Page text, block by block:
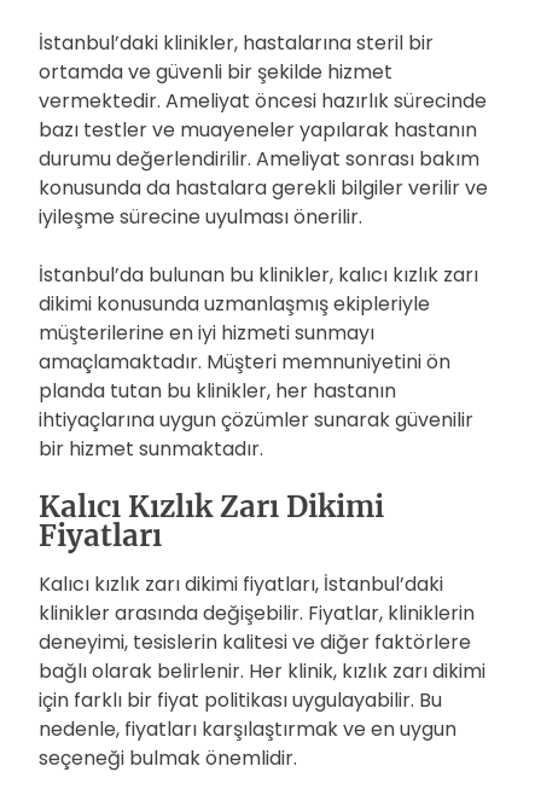
İstanbul’daki klinikler, hastalarına steril bir
ortamda ve güvenli bir şekilde hizmet
vermektedir. Ameliyat öncesi hazırlık sürecinde
bazı testler ve muayeneler yapılarak hastanın
durumu değerlendirilir. Ameliyat sonrası bakım
konusunda da hastalara gerekli bilgiler verilir ve
iyileşme sürecine uyulması önerilir.
İstanbul’da bulunan bu klinikler, kalıcı kızlık zarı
dikimi konusunda uzmanlaşmış ekipleriyle
müşterilerine en iyi hizmeti sunmayı
amaçlamaktadır. Müşteri memnuniyetini ön
planda tutan bu klinikler, her hastanın
ihtiyaçlarına uygun çözümler sunarak güvenilir
bir hizmet sunmaktadır.
Kalıcı Kızlık Zarı Dikimi
Fiyatları
Kalıcı kızlık zarı dikimi fiyatları, İstanbul’daki
klinikler arasında değişebilir. Fiyatlar, kliniklerin
deneyimi, tesislerin kalitesi ve diğer faktörlere
bağlı olarak belirlenir. Her klinik, kızlık zarı dikimi
için farklı bir fiyat politikası uygulayabilir. Bu
nedenle, fiyatları karşılaştırmak ve en uygun
seçeneği bulmak önemlidir.